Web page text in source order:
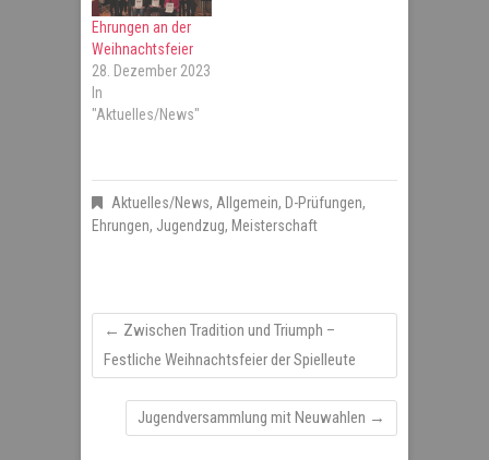
Ehrungen an der
Weihnachtsfeier
28. Dezember 2023
In
"Aktuelles/News"
Aktuelles/News, Allgemein, D-Prüfungen,
Ehrungen, Jugendzug, Meisterschaft
← Zwischen Tradition und Triumph –
Festliche Weihnachtsfeier der Spielleute
Jugendversammlung mit Neuwahlen →